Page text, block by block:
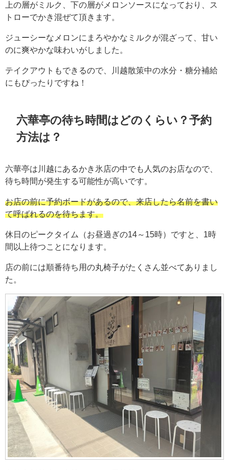
上の層がミルク、下の層がメロンソースになっており、ス
トローでかき混ぜて頂きます。
ジューシーなメロンにまろやかなミルクが混ざって、甘い
のに爽やかな味わいがしました。
テイクアウトもできるので、川越散策中の水分・糖分補給
にもぴったりですね！
六華亭の待ち時間はどのくらい？予約
方法は？
六華亭は川越にあるかき氷店の中でも人気のお店なので、
待ち時間が発生する可能性が高いです。
お店の前に予約ボードがあるので、来店したら名前を書い
て呼ばれるのを待ちます。
休日のピークタイム（お昼過ぎの14～15時）ですと、1時
間以上待つことになります。
店の前には順番待ち用の丸椅子がたくさん並べてありまし
た。